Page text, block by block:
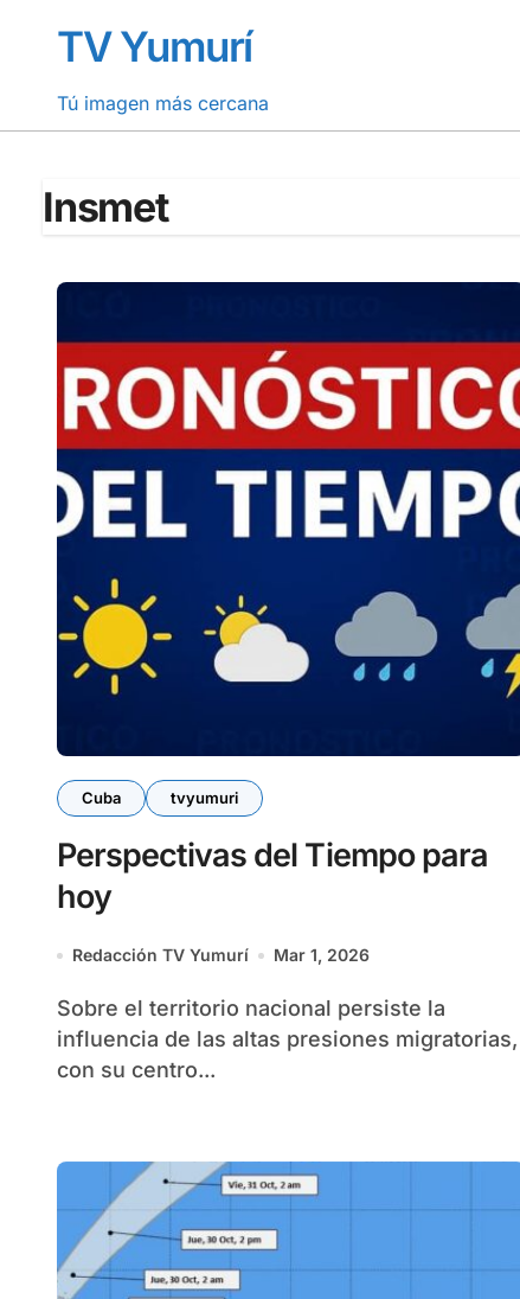
contenidoTV Yumurí
Tú imagen más cercana
Insmet
Cuba tvyumuri
Perspectivas del Tiempo para
hoy
Redacción TV Yumurí Mar 1, 2026
Sobre el territorio nacional persiste la
influencia de las altas presiones migratorias,
con su centro...